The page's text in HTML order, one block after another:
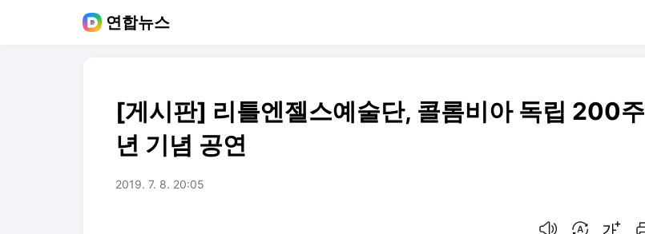
연합뉴스
[게시판] 리틀엔젤스예술단, 콜롬비아 독립 200주
년 기념 공연
2019. 7. 8. 20:05